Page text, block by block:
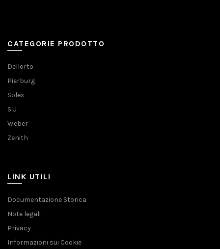
CATEGORIE PRODOTTO
Dellorto
Pierburg
Solex
S.U
Weber
Zenith
LINK UTILI
Documentazione Storica
Note legali
Privacy
Informazioni sui Cookie